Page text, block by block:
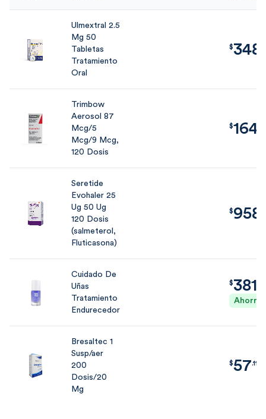
Ulmextral 2.5
Mg 50
Tabletas
Tratamiento
Oral
$348.00
$348
Trimbow
Aerosol 87
Mcg/5
Mcg/9 Mcg,
120 Dosis
$1640.00
$
Seretide
Evohaler 25
Ug 50 Ug
120 Dosis
(salmeterol,
Fluticasona)
$958.62
$958
Cuidado De
Uñas
Tratamiento
Endurecedor
$381.65
$381
Bresaltec 1
Susp/aer
200
Dosis/20
Mg
$57.11
$57.11